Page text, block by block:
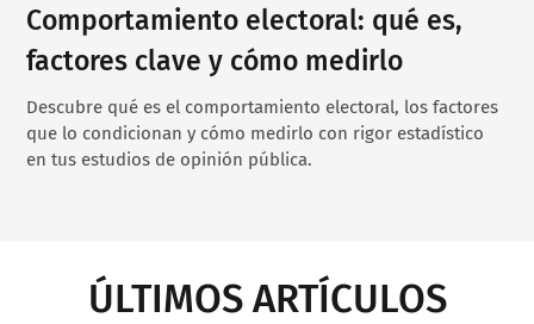
Comportamiento electoral: qué es,
factores clave y cómo medirlo
Descubre qué es el comportamiento electoral, los factores
que lo condicionan y cómo medirlo con rigor estadístico
en tus estudios de opinión pública.
ÚLTIMOS ARTÍCULOS